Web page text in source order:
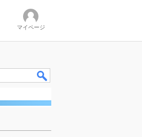
マイページ